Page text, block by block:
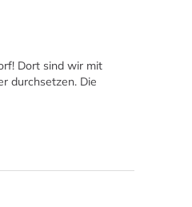
Dort sind wir mit
durchsetzen. Die